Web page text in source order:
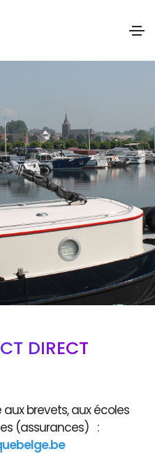
DIRECT
brevets, aux écoles
(assurances) :